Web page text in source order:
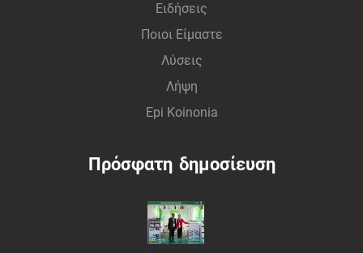
Ειδήσεις
Ποιοι Είμαστε
Λύσεις
Λήψη
Epi Koinonia
Πρόσφατη δημοσίευση